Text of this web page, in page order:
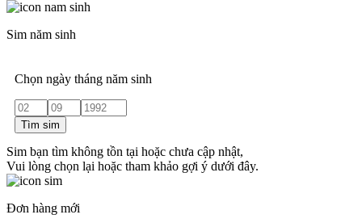
Sim năm sinh
Chọn ngày tháng năm sinh
Tìm sim
Sim bạn tìm không tồn tại hoặc chưa cập nhật,
Vui lòng chọn lại hoặc tham khảo gợi ý dưới đây.
Đơn hàng mới